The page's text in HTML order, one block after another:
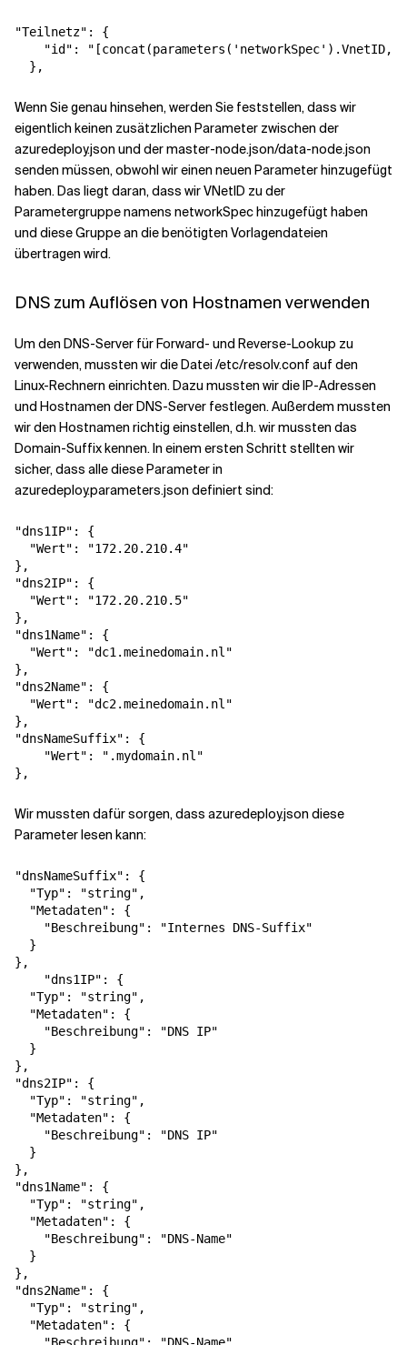
"Teilnetz" :
{
"id" :
"[concat(parameters('networkSpec').VnetID,
} ,
Wenn Sie genau hinsehen, werden Sie feststellen, dass wir
eigentlich keinen zusätzlichen Parameter zwischen der
azuredeploy.json und der master-node.json/data-node.json
senden müssen, obwohl wir einen neuen Parameter hinzugefügt
haben. Das liegt daran, dass wir VNetID zu der
Parametergruppe namens networkSpec hinzugefügt haben
und diese Gruppe an die benötigten Vorlagendateien
übertragen wird.
DNS zum Auflösen von Hostnamen verwenden
Um den DNS-Server für Forward- und Reverse-Lookup zu
verwenden, mussten wir die Datei /etc/resolv.conf auf den
Linux-Rechnern einrichten. Dazu mussten wir die IP-Adressen
und Hostnamen der DNS-Server festlegen. Außerdem mussten
wir den Hostnamen richtig einstellen, d.h. wir mussten das
Domain-Suffix kennen. In einem ersten Schritt stellten wir
sicher, dass alle diese Parameter in
azuredeploy.parameters.json definiert sind:
"dns1IP" :
{
"Wert" :
"172.20.210.4"
} ,
"dns2IP" :
{
"Wert" :
"172.20.210.5"
} ,
"dns1Name" :
{
"Wert" :
"dc1.meinedomain.nl"
} ,
"dns2Name" :
{
"Wert" :
"dc2.meinedomain.nl"
} ,
"dnsNameSuffix" :
{
"Wert" :
".mydomain.nl"
} ,
Wir mussten dafür sorgen, dass azuredeploy.json diese
Parameter lesen kann:
"dnsNameSuffix" :
{
"Typ" : "string" ,
"Metadaten" :
{
"Beschreibung" :
"Internes DNS-Suffix"
}
} ,
"dns1IP" :
{
"Typ" : "string" ,
"Metadaten" :
{
"Beschreibung" :
"DNS IP"
}
} ,
"dns2IP" :
{
"Typ" : "string" ,
"Metadaten" :
{
"Beschreibung" :
"DNS IP"
}
} ,
"dns1Name" :
{
"Typ" : "string" ,
"Metadaten" :
{
"Beschreibung" :
"DNS-Name"
}
} ,
"dns2Name" :
{
"Typ" : "string" ,
"Metadaten" :
{